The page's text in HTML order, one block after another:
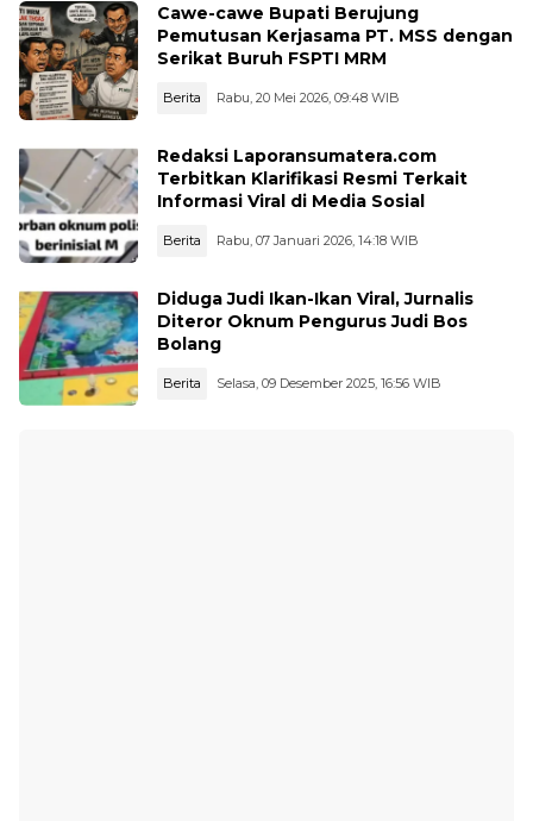
Cawe-cawe Bupati Berujung
Pemutusan Kerjasama PT. MSS dengan
Serikat Buruh FSPTI MRM
Berita Rabu, 20 Mei 2026, 09:48 WIB
Redaksi Laporansumatera.com
Terbitkan Klarifikasi Resmi Terkait
Informasi Viral di Media Sosial
Berita Rabu, 07 Januari 2026, 14:18 WIB
Diduga Judi Ikan-Ikan Viral, Jurnalis
Diteror Oknum Pengurus Judi Bos
Bolang
Berita Selasa, 09 Desember 2025, 16:56 WIB